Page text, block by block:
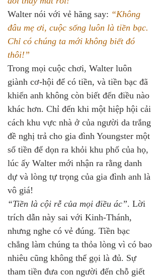
Walter nói với vẻ hăng say: “Không
đâu mẹ ơi, cuộc sống luôn là tiền bạc.
Chỉ có chúng ta mới không biết đó
thôi!”
Trong mọi cuộc chơi, Walter luôn
giành cơ-hội để có tiền, và tiền bạc đã
khiến anh không còn biết đến điều nào
khác hơn. Chỉ đến khi một hiệp hội cải
cách khu vực nhà ở của người da trắng
đề nghị trả cho gia đình Youngster một
số tiền để dọn ra khỏi khu phố của họ,
lúc ấy Walter mới nhận ra rằng danh
dự và lòng tự trọng của gia đình anh là
vô giá!
“Tiền là cội rễ của mọi điều ác”. Lời
trích dẫn này sai với Kinh-Thánh,
nhưng nghe có vẻ đúng. Tiền bạc
chẳng làm chúng ta thỏa lòng vì có bao
nhiêu cũng không thể gọi là đủ. Sự
tham tiền đưa con người đến chỗ giết